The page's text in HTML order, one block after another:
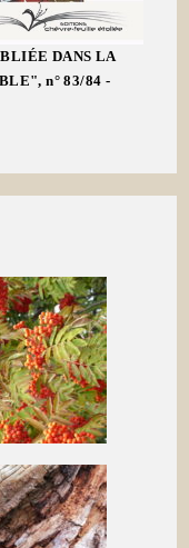
DANS LA
n° 83/84 -